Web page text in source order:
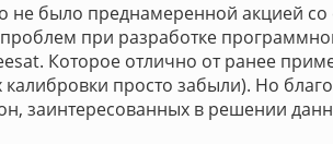
не было преднамеренной акцией
при разработке
Которое отлично от ранее
калибровки просто забыли). Но
заинтересованных в решении